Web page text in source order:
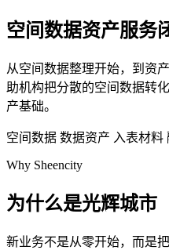
空间数据资产服务
从空间数据整理开始，到资
助机构把分散的空间数据转
产基础。
空间数据 数据资产 入表材料
Why Sheencity
为什么是光辉城市
新业务不是从零开始，而是